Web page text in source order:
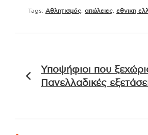
Tags: Αθλητισμός απώλειες εθνικη
άρθρων
Υποψήφιοι που
Πανελλαδικές